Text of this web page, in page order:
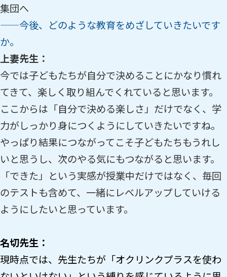
集団へ
——今後、どのような教育をめざしていきたいです
か。
上妻先生：
今では子どもたちが自分で決めることにかなり慣れ
てきて、楽しく取り組んでくれていると思います。
ここからは「自分で決める楽しさ」だけでなく、学
力がしっかり身につくようにしていきたいですね。
やっぱり結果につながってこそ子どもたちもうれし
いと思うし、次のやる気にもつながると思います。
「できた」という実感が授業中だけではなく、毎回
のテストも含めて、一緒にレベルアップしていける
ようにしたいと思っています。
名切先生：
現時点では、先生たちが「オクリンクプラスを使わ